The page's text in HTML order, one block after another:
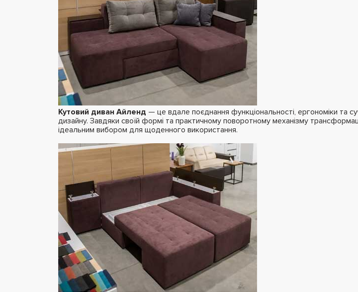
Кутовий диван Айленд — це вдале поєднання функціональності, ергономіки та
дизайну. Завдяки своїй формі та практичному поворотному механізму
ідеальним вибором для щоденного використання.